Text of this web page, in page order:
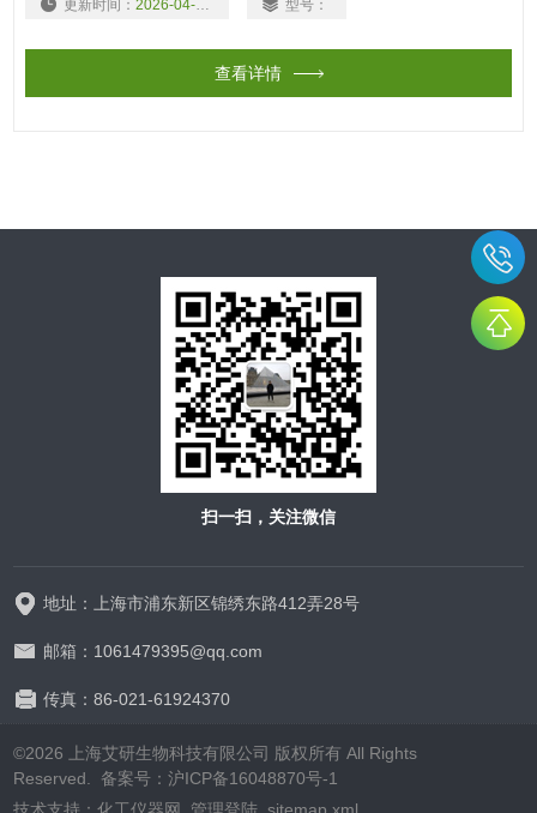
更新时间： 2026-04-10 型号：
查看详情
扫一扫，关注微信
地址：上海市浦东新区锦绣东路412弄28号
邮箱：1061479395@qq.com
传真：86-021-61924370
©2026 上海艾研生物科技有限公司 版权所有 All Rights
Reserved. 备案号：沪ICP备16048870号-1